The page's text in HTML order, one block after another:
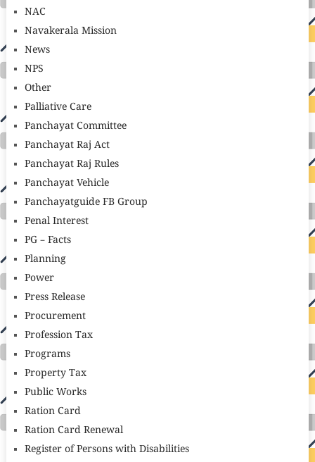
NAC
Navakerala Mission
News
NPS
Other
Palliative Care
Panchayat Committee
Panchayat Raj Act
Panchayat Raj Rules
Panchayat Vehicle
Panchayatguide FB Group
Penal Interest
PG – Facts
Planning
Power
Press Release
Procurement
Profession Tax
Programs
Property Tax
Public Works
Ration Card
Ration Card Renewal
Register of Persons with Disabilities